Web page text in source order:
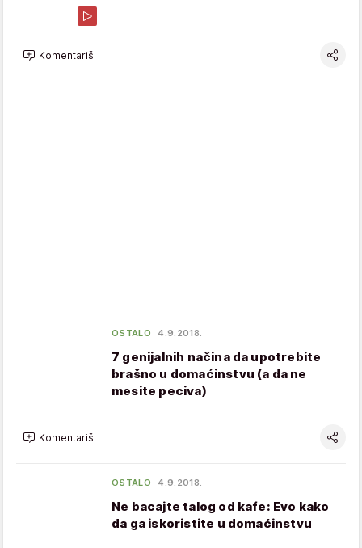
Komentariši
OSTALO 4.9.2018.
7 genijalnih načina da upotrebite
brašno u domaćinstvu (a da ne
mesite peciva)
Komentariši
OSTALO 4.9.2018.
Ne bacajte talog od kafe: Evo kako
da ga iskoristite u domaćinstvu